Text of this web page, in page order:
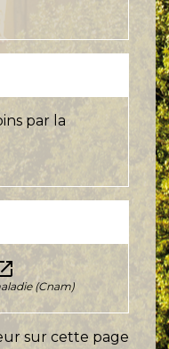
par la
(Cnam)
sur cette page